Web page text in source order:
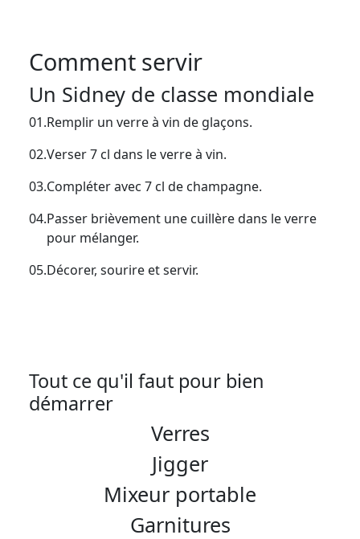
Comment servir
Un Sidney de classe mondiale
01.Remplir un verre à vin de glaçons.
02.Verser 7 cl dans le verre à vin.
03.Compléter avec 7 cl de champagne.
04.Passer brièvement une cuillère dans le verre
pour mélanger.
05.Décorer, sourire et servir.
Tout ce qu'il faut pour bien
démarrer
Verres
Jigger
Mixeur portable
Garnitures